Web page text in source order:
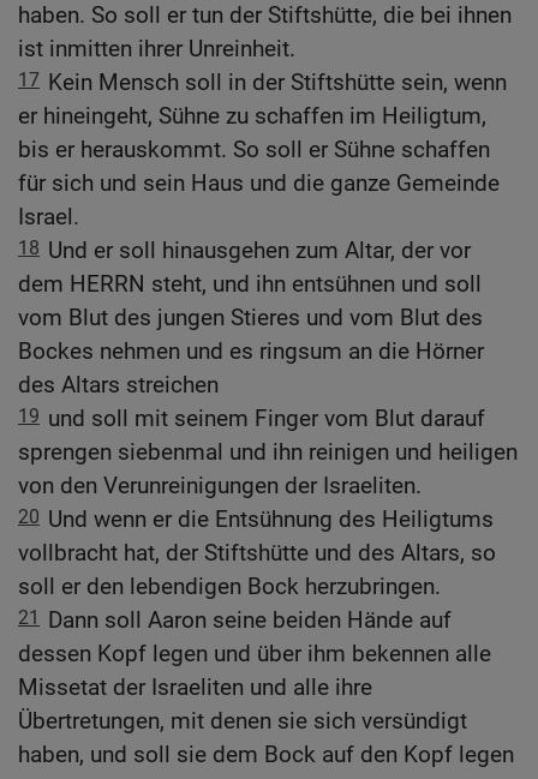
haben. So soll er tun der Stiftshütte, die bei ihnen
ist inmitten ihrer Unreinheit.
17 Kein Mensch soll in der Stiftshütte sein, wenn
er hineingeht, Sühne zu schaffen im Heiligtum,
bis er herauskommt. So soll er Sühne schaffen
für sich und sein Haus und die ganze Gemeinde
Israel.
18 Und er soll hinausgehen zum Altar, der vor
dem HERRN steht, und ihn entsühnen und soll
vom Blut des jungen Stieres und vom Blut des
Bockes nehmen und es ringsum an die Hörner
des Altars streichen
19 und soll mit seinem Finger vom Blut darauf
sprengen siebenmal und ihn reinigen und heiligen
von den Verunreinigungen der Israeliten.
20 Und wenn er die Entsühnung des Heiligtums
vollbracht hat, der Stiftshütte und des Altars, so
soll er den lebendigen Bock herzubringen.
21
Dann soll Aaron seine beiden Hände auf
dessen Kopf legen und über ihm bekennen alle
Missetat der Israeliten und alle ihre
Übertretungen, mit denen sie sich versündigt
haben, und soll sie dem Bock auf den Kopf legen